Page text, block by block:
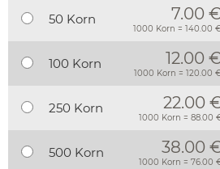
50 Korn 7.00 €
1000 Korn = 140.00
100 Korn 12.00 €
1000 Korn = 120.00
250 Korn 22.00
1000 Korn = 88.00
500 Korn 38.00
1000 Korn = 76.00